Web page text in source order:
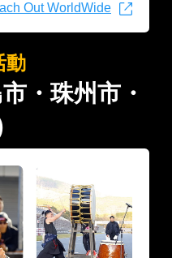
Out WorldWide
動
・珠州市・